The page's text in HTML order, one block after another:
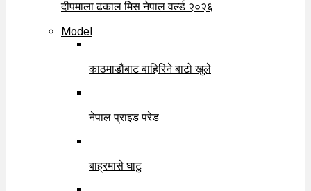
दीपमाला ढकाल मिस नेपाल वर्ल्ड २०२६
Model
काठमाडौंबाट बाहिरिने बाटो खुले
नेपाल प्राइड परेड
बाह्रमासे घाटु